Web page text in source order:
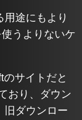
途にもより
うよりないケ
のサイトだと
おり、ダウン
旧ダウンロー